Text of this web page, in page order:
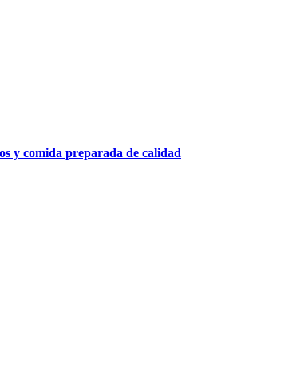
y comida preparada de calidad